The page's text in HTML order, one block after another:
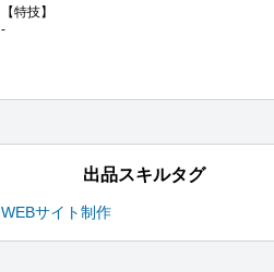
【特技】
-
出品スキルタグ
WEBサイト制作